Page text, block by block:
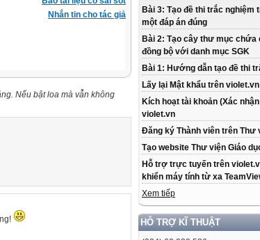
Bài 3: Tạo đề thi trắc nghiệm
một đáp án đúng
Bài 2: Tạo cây thư mục chứa
đồng bộ với danh mục SGK
Bài 1: Hướng dẫn tạo đề thi
Lấy lại Mật khẩu trên violet.vn
Kích hoạt tài khoản (Xác
violet.vn
Đăng ký Thành viên trên Thư
Tạo website Thư viện Giáo
Hỗ trợ trực tuyến trên
khiển máy tính từ xa
Xem tiếp
HỖ TRỢ KĨ THUẬT
Nhắn tin cho tác giả
Nếu bật loa mà vẫn không